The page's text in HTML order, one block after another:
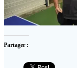
Partager :